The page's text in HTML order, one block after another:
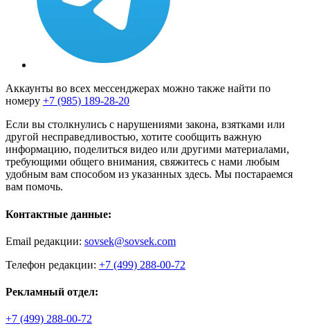
Аккаунты во всех мессенджерах можно также найти по
номеру +7 (985) 189-28-20
Если вы столкнулись с нарушениями закона, взятками или
другой несправедливостью, хотите сообщить важную
информацию, поделиться видео или другими материалами,
требующими общего внимания, свяжитесь с нами любым
удобным вам способом из указанных здесь. Мы постараемся
вам помочь.
Контактные данные:
Email редакции: sovsek@sovsek.com
Телефон редакции: +7 (499) 288-00-72
Рекламный отдел:
+7 (499) 288-00-72